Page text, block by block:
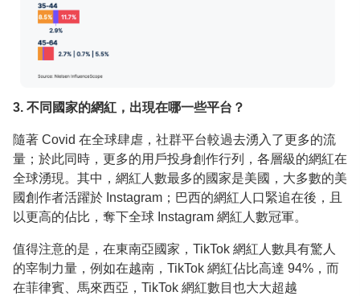
3. 不同國家的網紅，出現在哪一些平台？
隨著 Covid 在全球肆虐，社群平台較過去湧入了更多的流
量；於此同時，更多的用戶投身創作行列，各層級的網紅在
全球湧現。其中，網紅人數最多的國家是美國，大多數的美
國創作者活躍於 Instagram；巴西的網紅人口緊追在後，且
以更高的佔比，奪下全球 Instagram 網紅人數冠軍。
值得注意的是，在東南亞國家，TikTok 網紅人數具有驚人
的宰制力量，例如在越南，TikTok 網紅佔比高達 94%，而
在菲律賓、馬來西亞，TikTok 網紅數目也大大超越